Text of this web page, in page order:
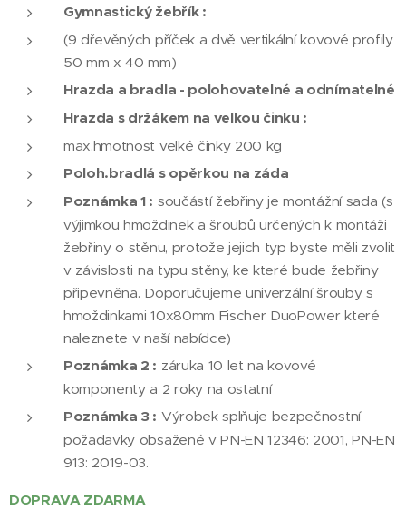
Gymnastický žebřík :
(9 dřevěných příček a dvě vertikální kovové profily
50 mm x 40 mm)
Hrazda a bradla - polohovatelné a odnímatelné
Hrazda s držákem na velkou činku :
max.hmotnost velké činky 200 kg
Poloh.bradlá s opěrkou na záda
Poznámka 1 : součástí žebřiny je montážní sada (s
výjimkou hmoždinek a šroubů určených k montáži
žebřiny o stěnu, protože jejich typ byste měli zvolit
v závislosti na typu stěny, ke které bude žebřiny
připevněna. Doporučujeme univerzální šrouby s
hmoždinkami 10x80mm Fischer DuoPower které
naleznete v naší nabídce)
Poznámka 2 : záruka 10 let na kovové
komponenty a 2 roky na ostatní
Poznámka 3 : Výrobek splňuje bezpečnostní
požadavky obsažené v PN-EN 12346: 2001, PN-EN
913: 2019-03.
DOPRAVA ZDARMA